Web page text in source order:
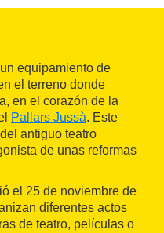
equipamiento de
el terreno donde
en el corazón de la
Pallars Jussà. Este
antiguo teatro
de unas reformas
el 25 de noviembre de
diferentes actos
de teatro, películas o